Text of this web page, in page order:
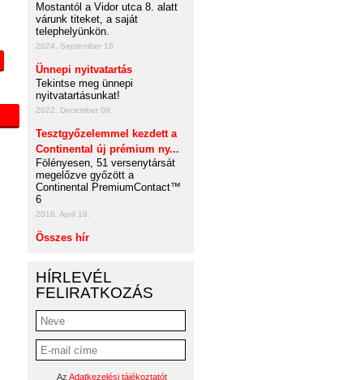
Mostantól a Vidor utca 8. alatt
várunk titeket, a saját
telephelyünkön.
2024. September 16.
Ünnepi nyitvatartás
Tekintse meg ünnepi
nyitvatartásunkat!
2022. December 09.
Tesztgyőzelemmel kezdett a
Continental új prémium ny...
Fölényesen, 51 versenytársát
megelőzve győzött a
Continental PremiumContact™
6
2018. April 19.
Összes hír
HÍRLEVÉL
FELIRATKOZÁS
Az Adatkezelési tájékoztatót